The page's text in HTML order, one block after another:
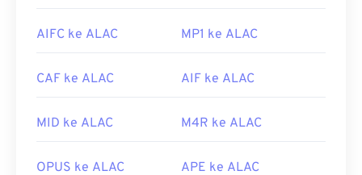
membukanya. Namun, karena keberadaannya yang
mendukung jenis berkas ini. BerkasWMA
Program lain yang dapat membuka berkas WMA
perangkat seluler, cobalahOverDrive Media
AIFC ke ALAC MP1 ke ALAC
CAF ke ALAC AIF ke ALAC
MID ke ALAC M4R ke ALAC
OPUS ke ALAC APE ke ALAC